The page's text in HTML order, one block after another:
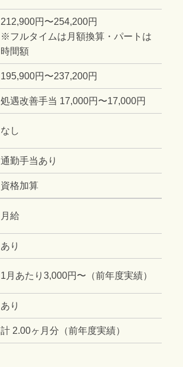
212,900円〜254,200円
※フルタイムは月額換算・パートは
時間額
195,900円〜237,200円
処遇改善手当 17,000円〜17,000円
なし
通勤手当あり
資格加算
月給
あり
1月あたり3,000円〜（前年度実績）
あり
計 2.00ヶ月分（前年度実績）